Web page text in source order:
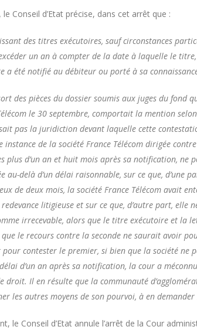
le Conseil d’Etat précise, dans cet arrêt que :
des titres exécutoires, sauf circonstances
un an à compter de la date à laquelle le
a été notifié au débiteur ou porté à sa
des pièces du dossier soumis aux juges du fond
le 30 septembre, comportait la mention
pas la juridiction devant laquelle cette
instance de la société France Télécom dirigée
plus d’un an et huit mois après sa notification, ne
au-delà d’un délai raisonnable, sur ce que,
de deux mois, la société France Télécom avait
litigieuse et sur ce que, d’autre part,
irrecevable, alors que le titre exécutoire et la
le recours contre la seconde ne saurait avoir
contester le premier, si bien que la société
d’un an après sa notification, la cour a
droit. Il en résulte que la communauté
les autres moyens de son pourvoi, à en
le Conseil d’Etat annule l’arrêt de la Cour